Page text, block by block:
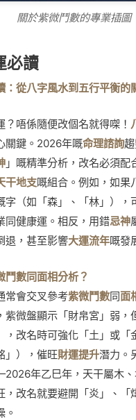
關於紫微鬥數的專業插圖
必讀
：從八字風水到五行平衡的
？唔係隨便改個名就得㗎！
關鍵。2026年嘅命理諮詢
」嘅精準分析，改名必須配
干地支嘅組合。例如，如果
字（如「森」、「林」），
同健康運。相反，用錯忌神
退，甚至影響大運流年嘅發
鬥數同面相分析？
常會交叉參考紫微鬥數同面
紫微盤顯示「財帛宮」弱，
，改名時可強化「土」或「
」），催旺財運提升潛力。
年乙巳年，天干屬木、
，改名就要避開「炎」、「
。